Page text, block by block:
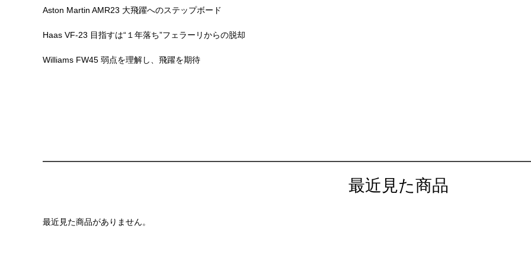
Aston Martin AMR23 大飛躍へのステップボード
Haas VF-23 目指すは“１年落ち”フェラーリからの脱却
Williams FW45 弱点を理解し、飛躍を期待
最近見た商品
最近見た商品がありません。